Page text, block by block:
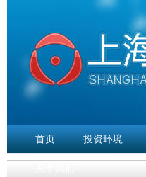
首页 投资环境